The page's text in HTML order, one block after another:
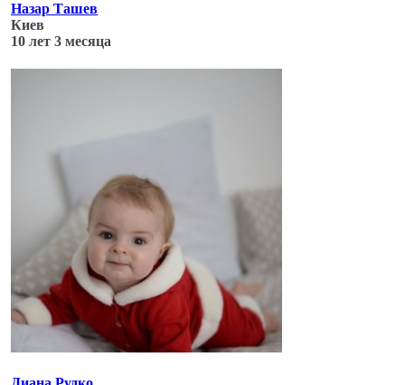
Назар Ташев
Киев
10 лет 3 месяца